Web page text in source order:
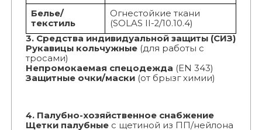
Белье/
текстиль
Огнестойкие ткани
(SOLAS II-2/10.10.4)
3. Средства индивидуальной защиты (СИЗ)
Рукавицы кольчужные(для работы с
тросами)
Непромокаемая спецодежда (EN 343)
Защитные очки/маски(от брызг химии)
4. Палубно-хозяйственное снабжение
Щетки палубныес щетиной из ПП/нейлона